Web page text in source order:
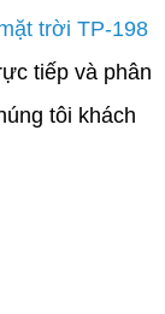
trời TP-198
tiếp và phân
tôi khách